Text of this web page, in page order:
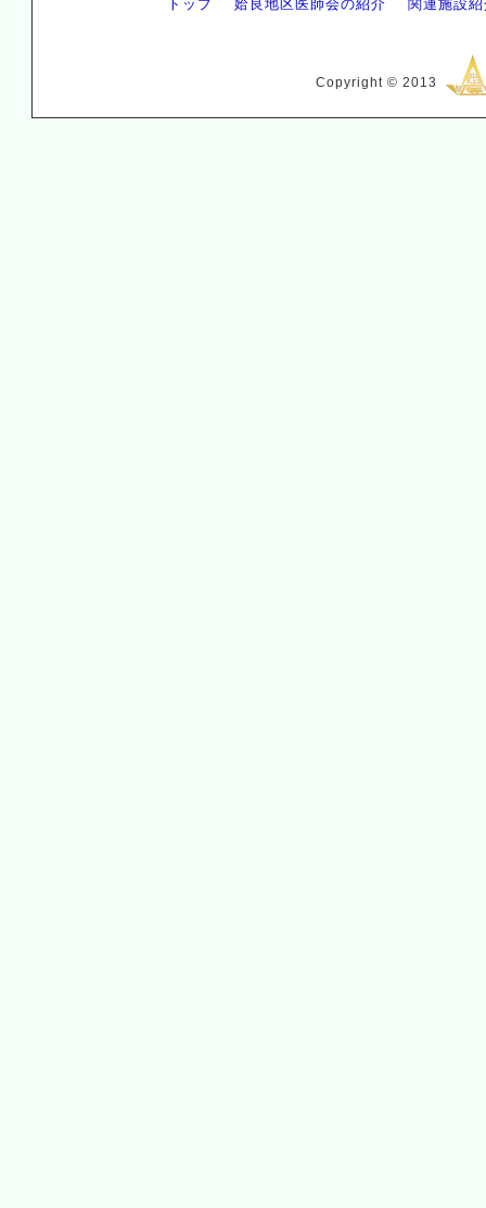
トップ 姶良地区医師会の紹介 関連施設
Copyright © 2013